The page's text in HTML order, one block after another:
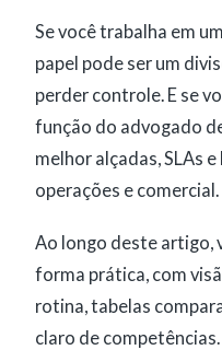
Se você trabalha em
papel pode ser um
perder controle. E se
função do advogado
melhor alçadas, SLAs
operações e comercial.
Ao longo deste artigo,
forma prática, com
rotina, tabelas
claro de